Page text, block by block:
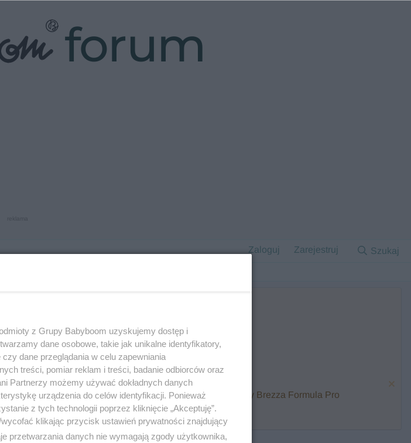
forum
Zaloguj Zarejestruj Szukaj
Opowiedz historię nocnego karmienia i zawalcz o Baby Brezza Formula Pro
reklama
z Grupy Babyboom uzyskujemy dostęp i
dane osobowe, takie jak unikalne identyfikatory,
dane przeglądania w celu zapewniania
treści, pomiar reklam i treści, badanie odbiorców oraz
Partnerzy możemy używać dokładnych danych
urządzenia do celów identyfikacji. Ponieważ
z tych technologii poprzez kliknięcie „Akceptuję”.
klikając przycisk ustawień prywatności znajdujący
przetwarzania danych nie wymagają zgody użytkownika,